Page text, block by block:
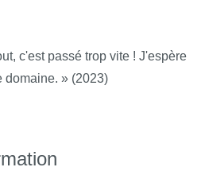
c'est passé trop vite ! J'espère
domaine. » (2023)